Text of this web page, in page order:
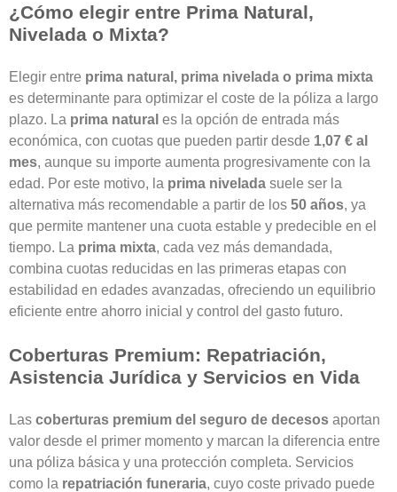
¿Cómo elegir entre Prima Natural,
Nivelada o Mixta?
Elegir entre prima natural, prima nivelada o prima mixta
es determinante para optimizar el coste de la póliza a largo
plazo. La prima natural es la opción de entrada más
económica, con cuotas que pueden partir desde 1,07 € al
mes, aunque su importe aumenta progresivamente con la
edad. Por este motivo, la prima nivelada suele ser la
alternativa más recomendable a partir de los 50 años, ya
que permite mantener una cuota estable y predecible en el
tiempo. La prima mixta, cada vez más demandada,
combina cuotas reducidas en las primeras etapas con
estabilidad en edades avanzadas, ofreciendo un equilibrio
eficiente entre ahorro inicial y control del gasto futuro.
Coberturas Premium: Repatriación,
Asistencia Jurídica y Servicios en Vida
Las coberturas premium del seguro de decesos aportan
valor desde el primer momento y marcan la diferencia entre
una póliza básica y una protección completa. Servicios
como la repatriación funeraria, cuyo coste privado puede